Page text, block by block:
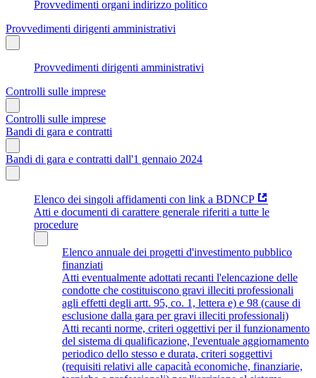
Provvedimenti organi indirizzo politico
Provvedimenti dirigenti amministrativi
Provvedimenti dirigenti amministrativi
Controlli sulle imprese
Controlli sulle imprese
Bandi di gara e contratti
Bandi di gara e contratti dall'1 gennaio 2024
Elenco dei singoli affidamenti con link a BDNCP
Atti e documenti di carattere generale riferiti a tutte le
procedure
Elenco annuale dei progetti d'investimento pubblico
finanziati
Atti eventualmente adottati recanti l'elencazione delle
condotte che costituiscono gravi illeciti professionali
agli effetti degli artt. 95, co. 1, lettera e) e 98 (cause di
esclusione dalla gara per gravi illeciti professionali)
Atti recanti norme, criteri oggettivi per il funzionamento
del sistema di qualificazione, l'eventuale aggiornamento
periodico dello stesso e durata, criteri soggettivi
(requisiti relativi alle capacità economiche, finanziarie,